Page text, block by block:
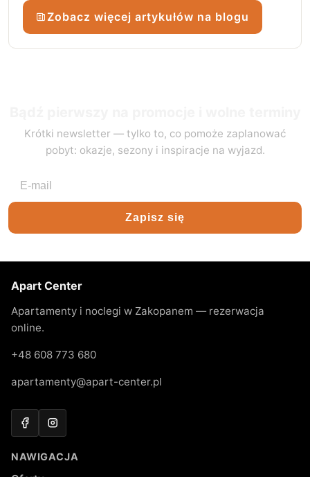
Zobacz więcej artykułów na blogu
Krótki newsletter — tylko to, co pomoże zaplanować
pobyt: okazje, sezony i inspiracje na wyjazd.
Adres e-mail
Zapisz się
Apart Center
Apartamenty i noclegi w Zakopanem — rezerwacja
online.
+48 608 773 680
apartamenty@apart-center.pl
FacebookInstagram
NAWIGACJA